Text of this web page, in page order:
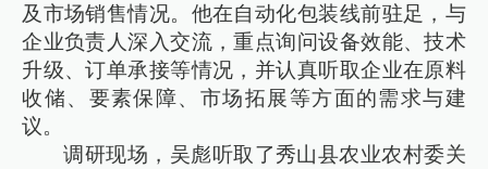
及市场销售情况。他在自动化包装线前驻足，与
企业负责人深入交流，重点询问设备效能、技术
升级、订单承接等情况，并认真听取企业在原料
收储、要素保障、市场拓展等方面的需求与建
议。
调研现场，吴彪听取了秀山县农业农村委关